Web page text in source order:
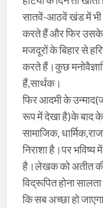
सातवें-आठवें खंड में भी
करते हैं और फिर उसके
मजदूरों के बिहार से
करते हैं।कुछ
हैं,सार्थक।
फिर आदमी के
रूप में देखा है)के बाद
सामाजिक,
निराशा है।पर
है।लेखक को अतीत की
विद्रूपित होना
कि सब अच्छा हो